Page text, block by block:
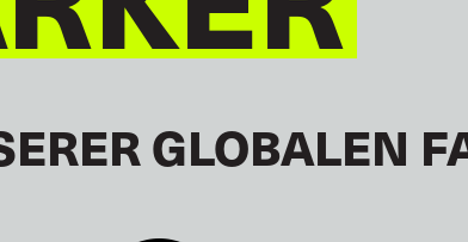
GLOBALEN